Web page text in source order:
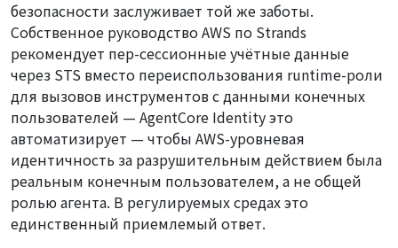
безопасности заслуживает той же заботы.
Собственное руководство AWS по Strands
рекомендует пер-сессионные учётные данные
через STS вместо переиспользования runtime-роли
для вызовов инструментов с данными конечных
пользователей — AgentCore Identity это
автоматизирует — чтобы AWS-уровневая
идентичность за разрушительным действием была
реальным конечным пользователем, а не общей
ролью агента. В регулируемых средах это
единственный приемлемый ответ.